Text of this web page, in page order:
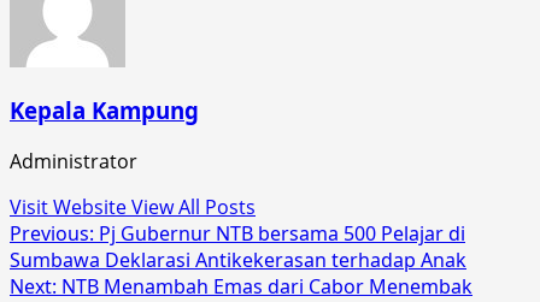
Kepala Kampung
Administrator
Visit WebsiteView All Posts
Post
navigation
Previous: Pj Gubernur NTB bersama 500 Pelajar di
Sumbawa Deklarasi Antikekerasan terhadap Anak
Next: NTB Menambah Emas dari Cabor Menembak